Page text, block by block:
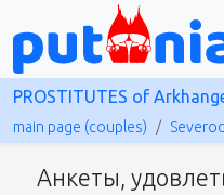
PROSTITUTES of
main page (couples)
Анкеты,